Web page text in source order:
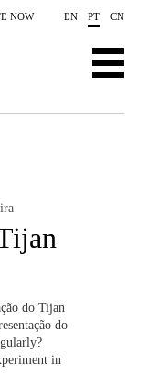
NOW EN PT CN
do Tijan
do
in